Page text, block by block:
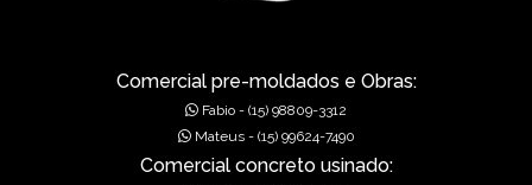
MUROS DE ALA PRÉ-MOLDADOS
MUROS EM CONCRETO
Comercial pre-moldados e Obras:
Fabio - (15) 98809-3312
Mateus - (15) 99624-7490
Comercial concreto usinado: